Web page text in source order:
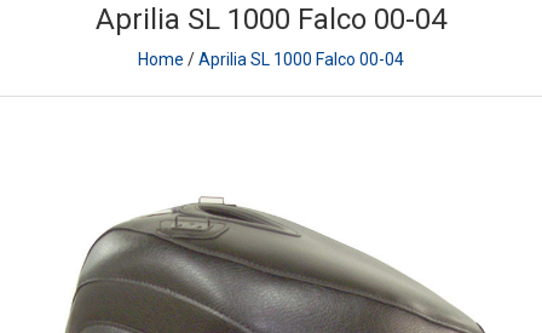
Aprilia SL 1000 Falco 00-04
Home /Aprilia SL 1000 Falco 00-04